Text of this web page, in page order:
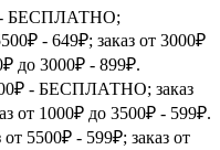
- БЕСПЛАТНО;
- 649₽; заказ от 3000₽
до 3000₽ - 899₽.
- БЕСПЛАТНО; заказ
от 1000₽ до 3500₽ - 599₽.
5500₽ - 599₽; заказ от